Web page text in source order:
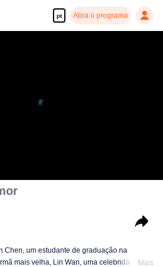
pt Abra o programa
Chen, um estudante de graduação na
mais velha, Lin Wan, uma celebridade daMais